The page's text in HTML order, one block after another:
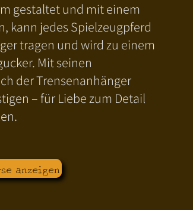
gestaltet und mit einem
kann jedes Spielzeugpferd
tragen und wird zu einem
Mit seinen
der Trensenanhänger
– für Liebe zum Detail
anzeigen